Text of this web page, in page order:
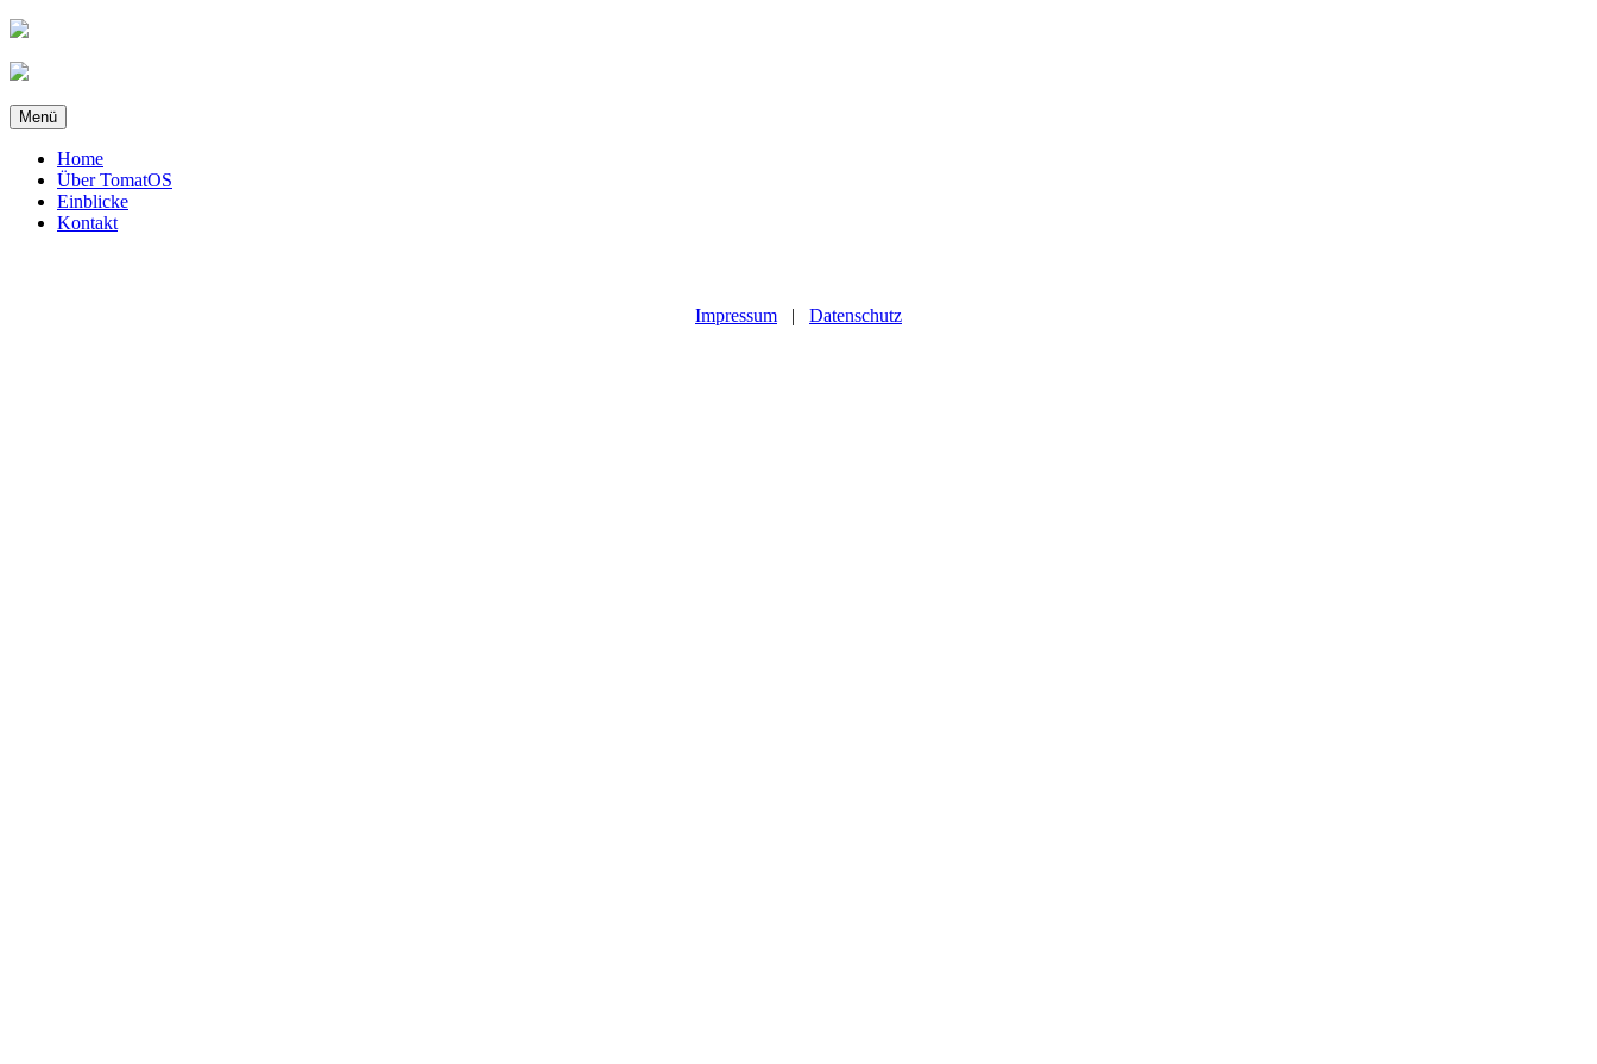
Zum
springen
Menü
Home
Über TomatOS
Einblicke
Kontakt
Impressum | Datenschutz